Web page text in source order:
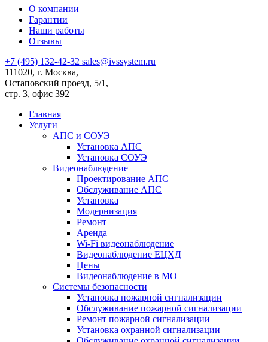
О компании
Гарантии
Наши работы
Отзывы
+7 (495) 132-42-32 sales@ivssystem.ru
111020, г. Москва,
Остаповский проезд, 5/1,
стр. 3, офис 392
Главная
Услуги
АПС и СОУЭ
Установка АПС
Установка СОУЭ
Видеонаблюдение
Проектирование АПС
Обслуживание АПС
Установка
Модернизация
Ремонт
Аренда
Wi-Fi видеонаблюдение
Видеонаблюдение ЕЦХД
Цены
Видеонаблюдение в МО
Системы безопасности
Установка пожарной сигнализации
Обслуживание пожарной сигнализации
Ремонт пожарной сигнализации
Установка охранной сигнализации